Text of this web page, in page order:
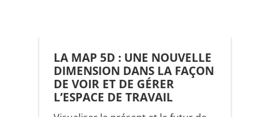
LA MAP 5D : UNE NOUVELLE
DIMENSION DANS LA FAÇON
DE VOIR ET DE GÉRER
L’ESPACE DE TRAVAIL